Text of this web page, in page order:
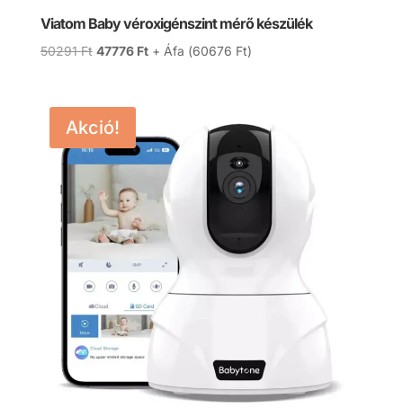
Viatom Baby véroxigénszint mérő készülék
50291Ft Original
50291 Ft.
47776 FtCurrent
+ Áfa (60676 Ft)
Akció!